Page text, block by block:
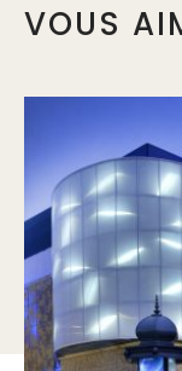
VOUS